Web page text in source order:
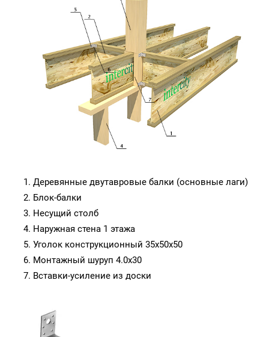
Деревянные двутавровые балки (основные лаги)
Блок-балки
Несущий столб
Наружная стена 1 этажа
Уголок конструкционный 35х50х50
Монтажный шуруп 4.0х30
Вставки-усиление из доски